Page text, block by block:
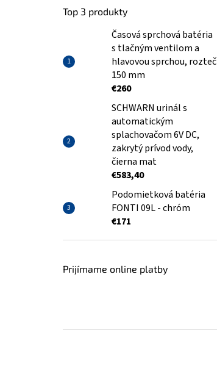
Top 3 produkty
Časová sprchová batéria
s tlačným ventilom a
hlavovou sprchou, rozteč
150 mm
€260
SCHWARN urinál s
automatickým
splachovačom 6V DC,
zakrytý prívod vody,
čierna mat
€583,40
Podomietková batéria
FONTI 09L - chróm
€171
Prijímame online platby